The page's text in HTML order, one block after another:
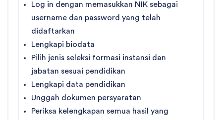
Log in dengan memasukkan NIK sebagai
username dan password yang telah
didaftarkan
Lengkapi biodata
Pilih jenis seleksi formasi instansi dan
jabatan sesuai pendidikan
Lengkapi data pendidikan
Unggah dokumen persyaratan
Periksa kelengkapan semua hasil yang